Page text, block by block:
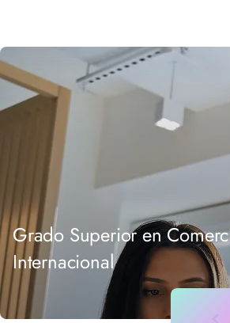
Grado Superior en
Internacional